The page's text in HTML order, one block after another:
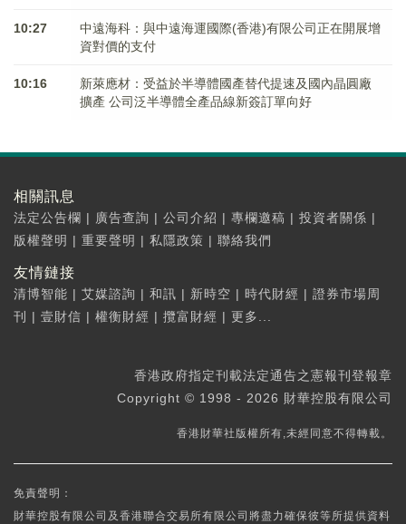
10:27
中遠海科：與中遠海運國際(香港)有限公司正在開展增
資對價的支付
10:16
新萊應材：受益於半導體國產替代提速及國內晶圓廠
擴產 公司泛半導體全產品線新簽訂單向好
相關訊息
法定公告欄 | 廣告查詢 | 公司介紹 | 專欄邀稿 | 投資者關係 |
版權聲明 | 重要聲明 | 私隱政策 | 聯絡我們
友情鏈接
清博智能 | 艾媒諮詢 | 和訊 | 新時空 | 時代財經 | 證券市場周
刊
| 壹財信 | 權衡財經 | 攬富財經 | 更多...
香港政府指定刊載法定通告之憲報刊登報章
Copyright © 1998 - 2026 財華控股有限公司
香港財華社版權所有,未經同意不得轉載。
免責聲明：
財華控股有限公司及香港聯合交易所有限公司將盡力確保彼等所提供資料